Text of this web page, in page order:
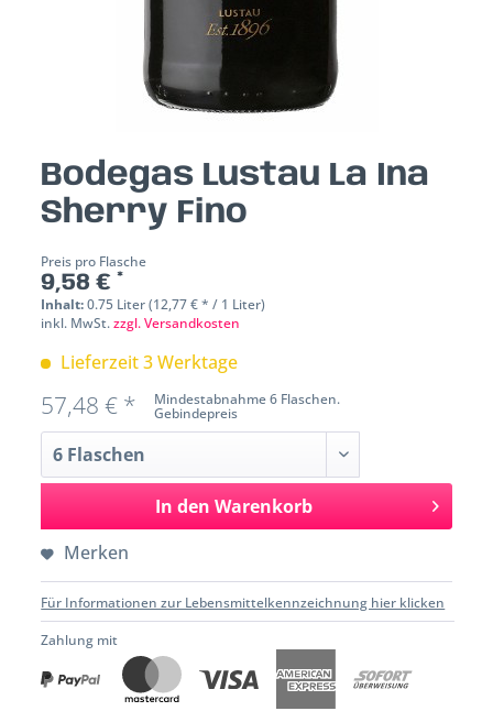
Bodegas Lustau La Ina
Sherry Fino
Preis pro Flasche
9,58 € *
Inhalt:0.75 Liter (12,77 € * / 1 Liter)
inkl. MwSt.zzgl. Versandkosten
Lieferzeit 3 Werktage
Mindestabnahme 6 Flaschen.
Gebindepreis
57,48 € *
In den Warenkorb
Merken
Für Informationen zur Lebensmittelkennzeichnung hier klicken
Zahlung mit